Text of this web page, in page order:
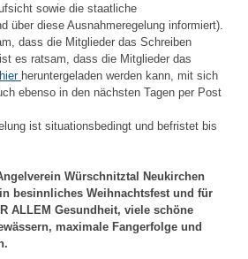
sowie die staatliche
über diese Ausnahmeregelung informiert).
dass die Mitglieder das Schreiben
es ratsam, dass die Mitglieder das
hier heruntergeladen werden kann, mit sich
ebenso in den nächsten Tagen per Post
ist situationsbedingt und befristet bis
Würschnitztal Neukirchen
besinnliches Weihnachtsfest und für
ALLEM Gesundheit, viele schöne
maximale Fangerfolge und